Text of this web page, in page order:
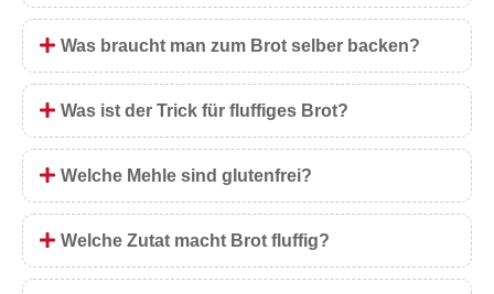
Was braucht man zum Brot selber backen?
Was ist der Trick für fluffiges Brot?
Welche Mehle sind glutenfrei?
Welche Zutat macht Brot fluffig?